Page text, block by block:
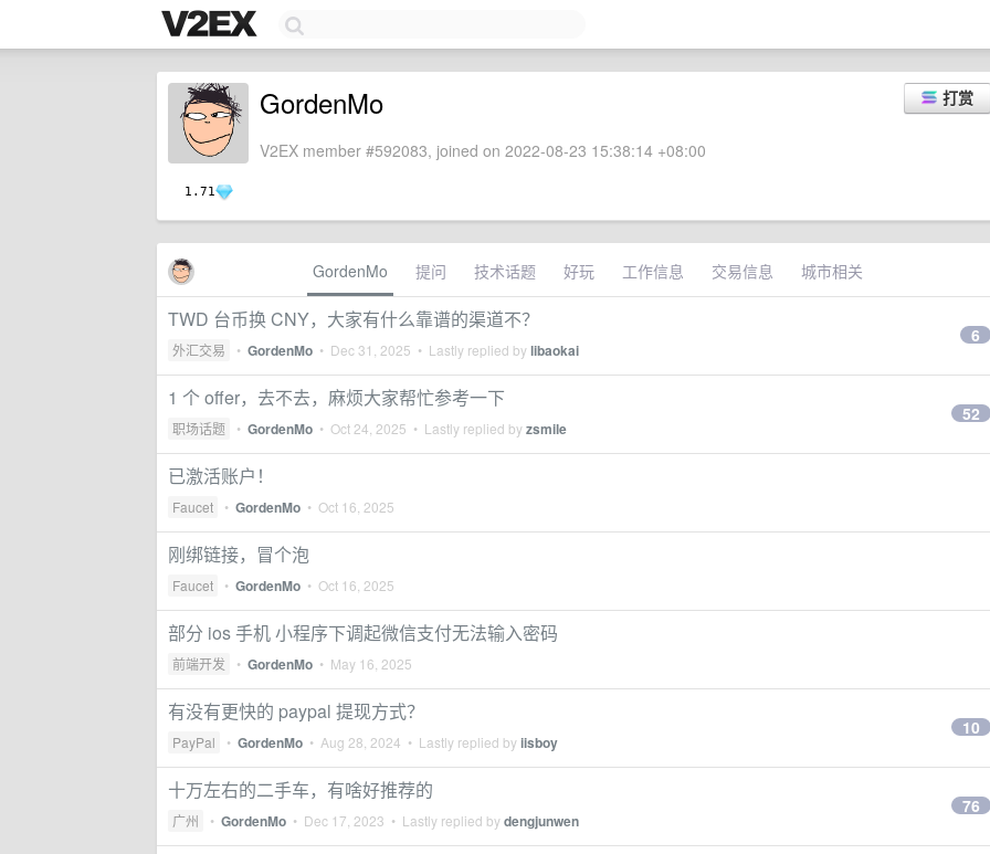
1.71
打赏
GordenMo
V2EX member #592083, joined on 2022-08-23 15:38:14 +08:00
GordenMo 提问 技术话题 好玩 工作信息 交易信息 城市相关
TWD 台币换 CNY，大家有什么靠谱的渠道不？
外汇交易 • GordenMo • Dec 31, 2025 • Lastly replied bylibaokai
6
1 个 offer，去不去，麻烦大家帮忙参考一下
职场话题 • GordenMo • Oct 24, 2025 • Lastly replied byzsmile
52
已激活账户！
Faucet • GordenMo • Oct 16, 2025
刚绑链接，冒个泡
Faucet • GordenMo • Oct 16, 2025
部分 ios 手机 小程序下调起微信支付无法输入密码
前端开发 • GordenMo • May 16, 2025
有没有更快的 paypal 提现方式？
PayPal • GordenMo • Aug 28, 2024 • Lastly replied byiisboy
10
十万左右的二手车，有啥好推荐的
广州 • GordenMo • Dec 17, 2023 • Lastly replied bydengjunwen
76